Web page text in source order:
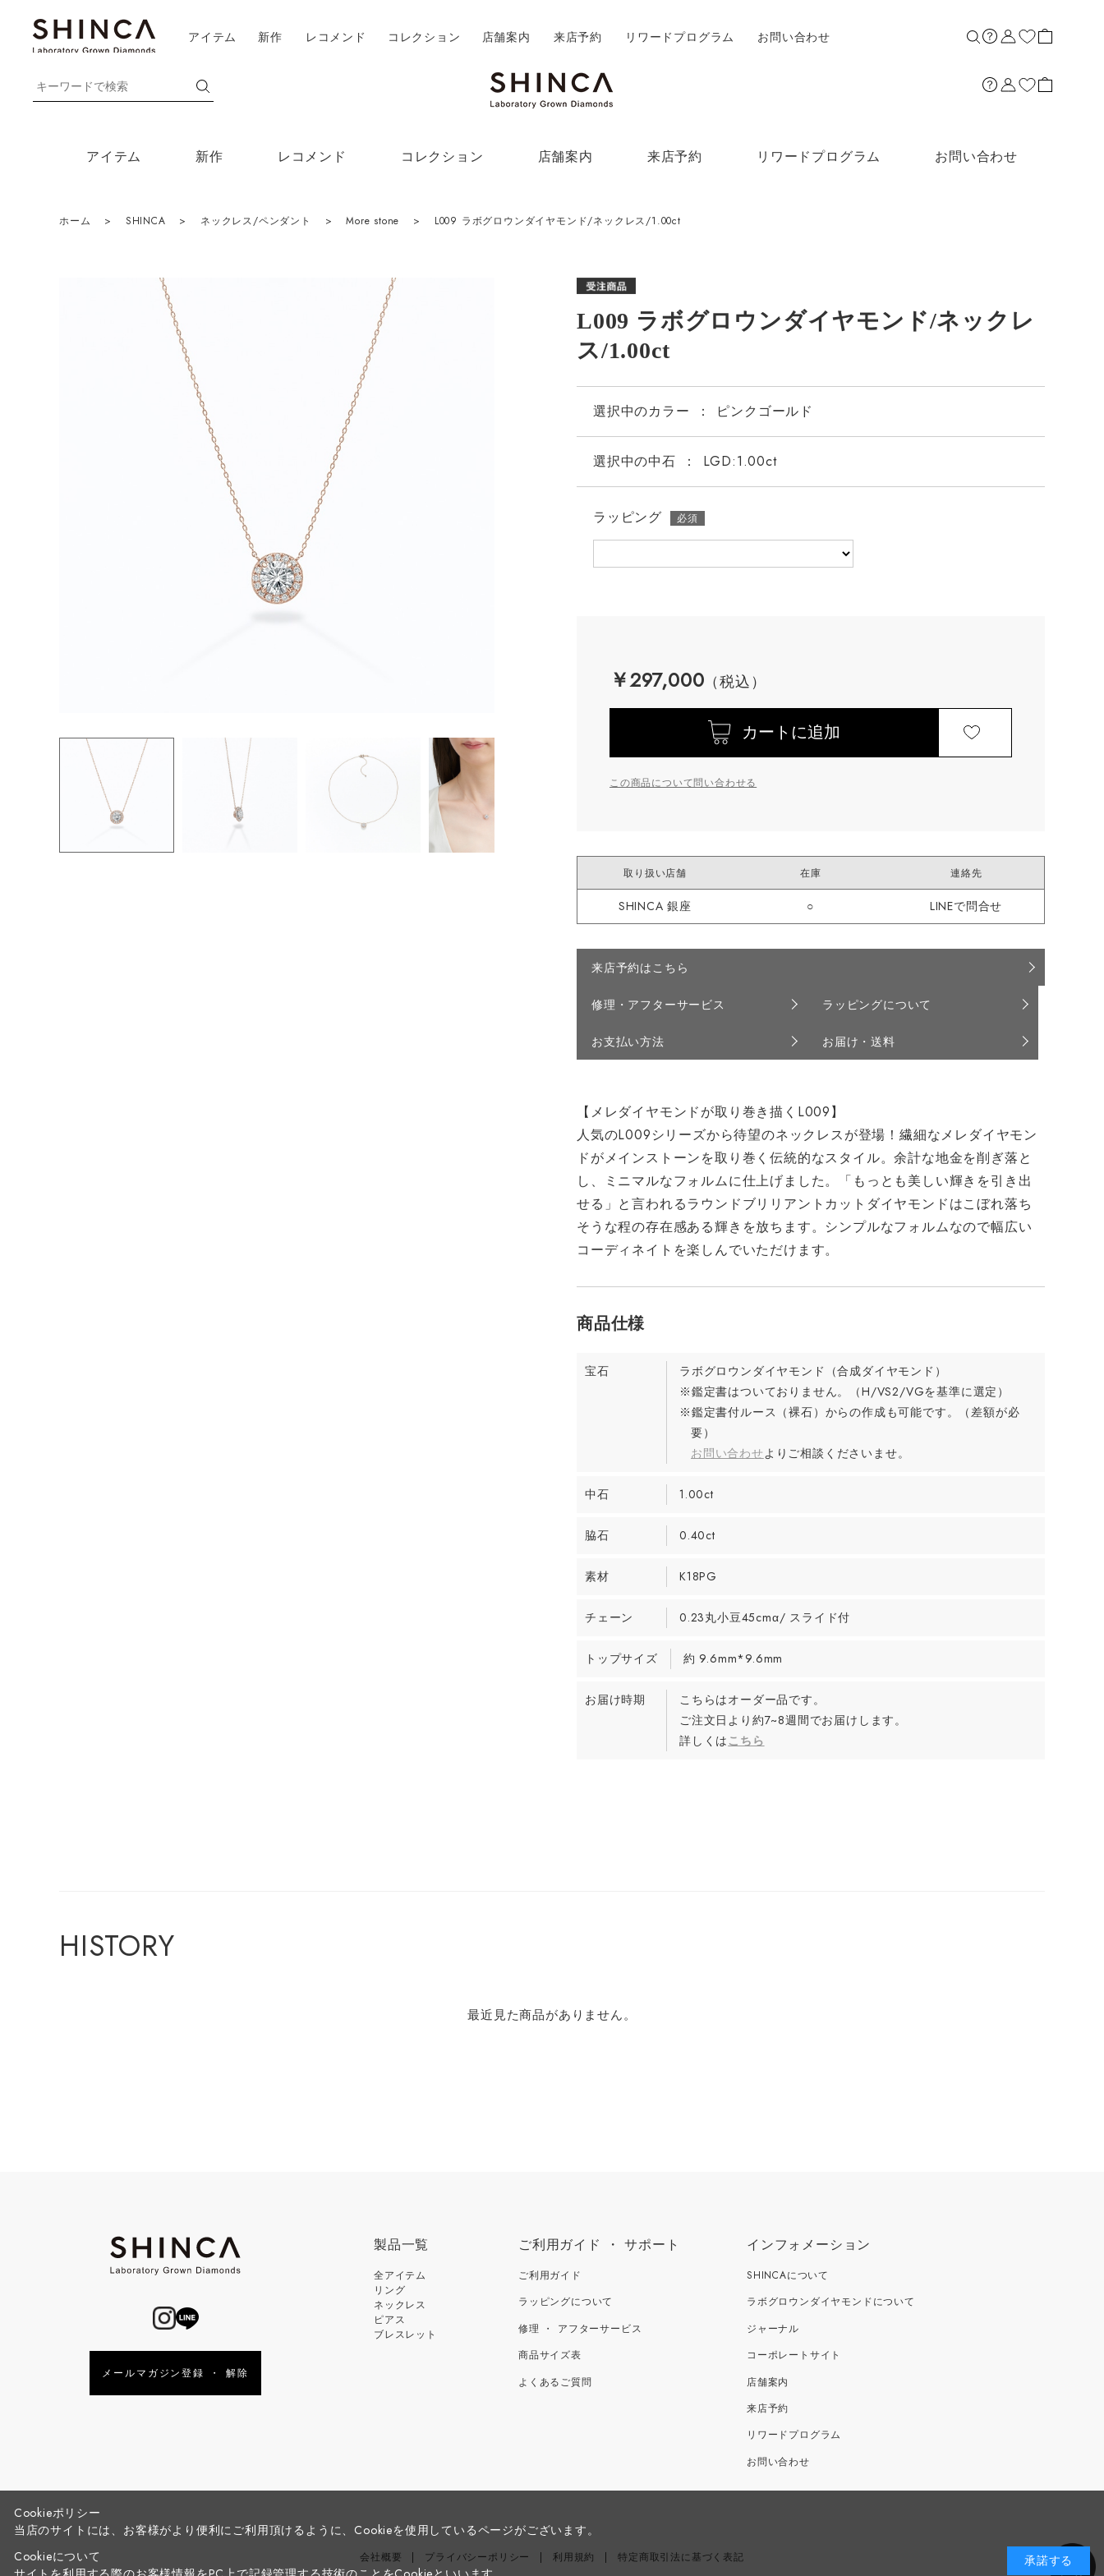
アイテム 新作 レコメンド コレクション 店舗案内 来店予約 リワードプログラム お問い合わせ
アイテム 新作 レコメンド コレクション 店舗案内 来店予約 リワードプログラム お問い合わせ
ホーム > SHINCA > ネックレス/ペンダント > More stone > L009 ラボグロウンダイヤモンド/ネックレス/1.00ct
L009 ラボグロウンダイヤモンド/ネックレ
ス/1.00ct
選択中のカラー ： ピンクゴールド
選択中の中石 ： LGD:1.00ct
ラッピング
￥297,000
カートに追加
この商品について問い合わせる
取り扱い店舗 在庫 連絡先
SHINCA 銀座 ○ LINEで問合せ
来店予約はこちら
修理・アフターサービス ラッピングについて
お支払い方法 お届け・送料
【メレダイヤモンドが取り巻き描くL009】
人気のL009シリーズから待望のネックレスが登場！繊細なメレダイヤモン
ドがメインストーンを取り巻く伝統的なスタイル。余計な地金を削ぎ落と
し、ミニマルなフォルムに仕上げました。「もっとも美しい輝きを引き出
せる」と言われるラウンドブリリアントカットダイヤモンドはこぼれ落ち
そうな程の存在感ある輝きを放ちます。シンプルなフォルムなので幅広い
コーディネイトを楽しんでいただけます。
宝石
ラボグロウンダイヤモンド（合成ダイヤモンド）
※鑑定書はついておりません。（H/VS2/VGを基準に選定）
※鑑定書付ルース（裸石）からの作成も可能です。（差額が必
要）
お問い合わせよりご相談くださいませ。
中石 1.00ct
脇石 0.40ct
素材 K18PG
チェーン 0.23丸小豆45cmα/ スライド付
トップサイズ 約 9.6mm*9.6mm
お届け時期
こちらはオーダー品です。
ご注文日より約7~8週間でお届けします。
詳しくは こちら
HISTORY
最近見た商品がありません。
メールマガジン登録 ・ 解除
製品一覧
全アイテム
リング
ネックレス
ピアス
ブレスレット
ご利用ガイド ・ サポート
ご利用ガイド
ラッピングについて
修理 ・ アフターサービス
商品サイズ表
よくあるご質問
インフォメーション
SHINCAについて
ラボグロウンダイヤモンドについて
ジャーナル
コーポレートサイト
店舗案内
来店予約
リワードプログラム
お問い合わせ
会社概要 プライバシーポリシー 利用規約 特定商取引法に基づく表記
Cookieポリシー
当店のサイトには、お客様がより便利にご利用頂けるように、Cookieを使用しているページがございます。
Cookieについて
承諾する